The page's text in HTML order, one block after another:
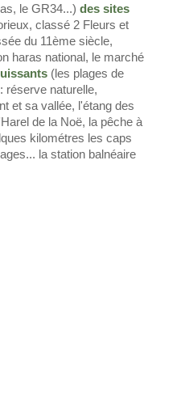
le GR34...) des sites
classé 2 Fleurs et
du 11ème siècle,
haras national, le marché
(les plages de
réserve naturelle,
et sa vallée, l'étang des
de la Noë, la pêche à
kilométres les caps
la station balnéaire